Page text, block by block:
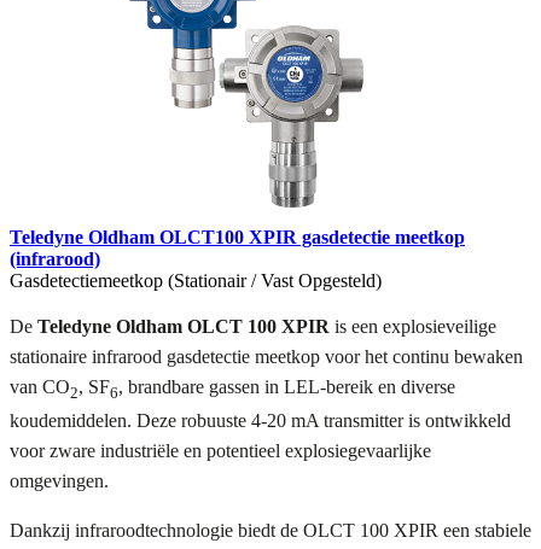
Teledyne Oldham OLCT100 XPIR gasdetectie meetkop
(infrarood)
Gasdetectiemeetkop (Stationair / Vast Opgesteld)
De Teledyne Oldham OLCT 100 XPIR is een explosieveilige
stationaire infrarood gasdetectie meetkop voor het continu bewaken
van CO2, SF6, brandbare gassen in LEL-bereik en diverse
koudemiddelen. Deze robuuste 4-20 mA transmitter is ontwikkeld
voor zware industriële en potentieel explosiegevaarlijke
omgevingen.
Dankzij infraroodtechnologie biedt de OLCT 100 XPIR een stabiele